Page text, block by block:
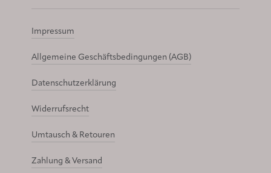
Impressum
Allgemeine Geschäftsbedingungen (AGB)
Datenschutzerklärung
Widerrufsrecht
Umtausch & Retouren
Zahlung & Versand